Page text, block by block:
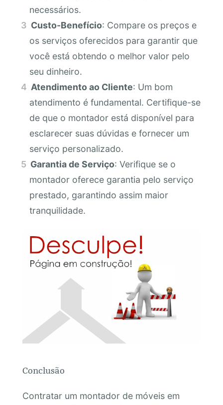
necessários.
Custo-Benefício: Compare os preços e
os serviços oferecidos para garantir que
você está obtendo o melhor valor pelo
seu dinheiro.
Atendimento ao Cliente: Um bom
atendimento é fundamental. Certifique-se
de que o montador está disponível para
esclarecer suas dúvidas e fornecer um
serviço personalizado.
Garantia de Serviço: Verifique se o
montador oferece garantia pelo serviço
prestado, garantindo assim maior
tranquilidade.
Conclusão
Contratar um montador de móveis em